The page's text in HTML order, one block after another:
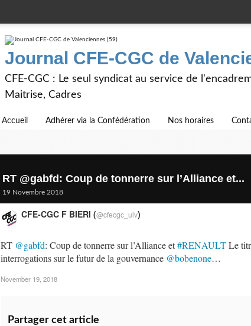
Journal CFE-CGC de
CFE-CGC : Le seul syndicat au service de
Maitrise, Cadres
Accueil Adhérer via la Confédération Nos horaires
RT @gabfd: Coup de tonnerre sur l’Alliance et...
19 Novembre 2018
RT @gabfd: Coup de tonnerre sur l’Alliance et#RENAULTLe
interrogations sur le futur de la gouvernance @bobenone…
CFE-CGC F BIERI (@cfecgc_ulv)
November 19, 2018
Partager cet article